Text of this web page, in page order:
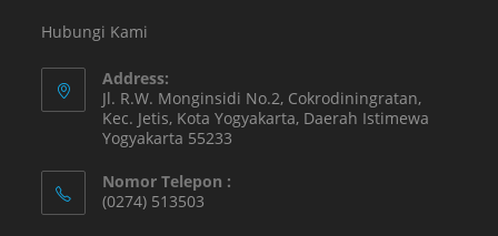
Hubungi Kami
Address:
Jl. R.W. Monginsidi No.2, Cokrodiningratan,
Kec. Jetis, Kota Yogyakarta, Daerah Istimewa
Yogyakarta 55233
Nomor Telepon :
(0274) 513503